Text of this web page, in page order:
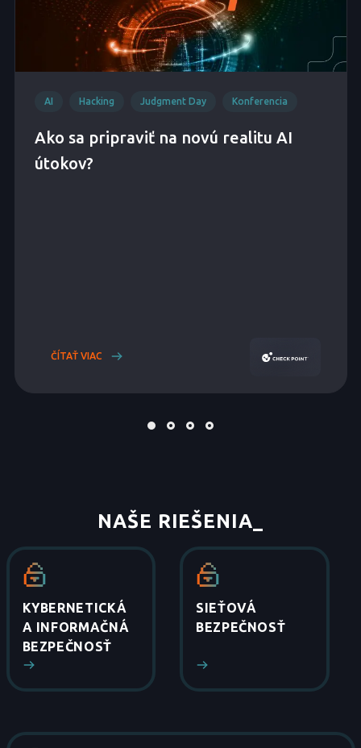
AI Hacking Judgment Day Konferencia
Ako sa pripraviť na novú realitu AI
útokov?
ČÍTAŤ VIAC
NAŠE RIEŠENIA
KYBERNETICKÁ
A INFORMAČNÁ
BEZPEČNOSŤ
SIEŤOVÁ
BEZPEČNOSŤ